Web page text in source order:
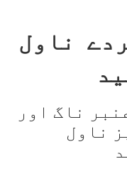
ناول
ناگ اور
ناول